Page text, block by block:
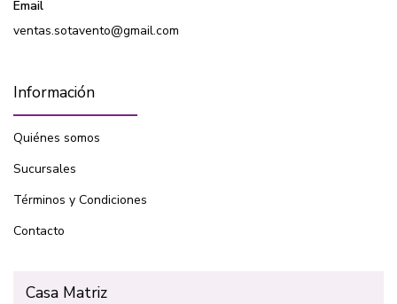
Email
ventas.sotavento@gmail.com
Información
Quiénes somos
Sucursales
Términos y Condiciones
Contacto
Casa Matriz